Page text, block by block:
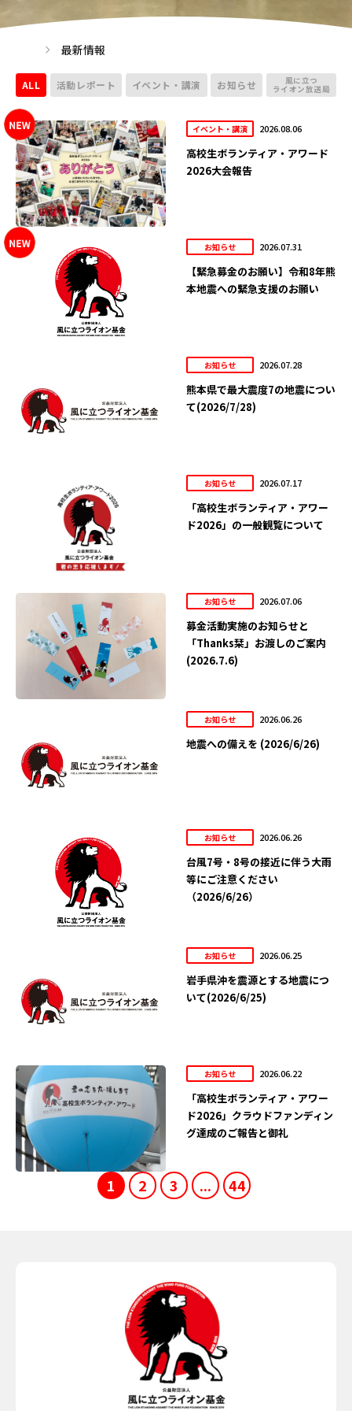
最新情報
ALL 活動レポート イベント・講演 お知らせ 風に立つ
ライオン放送局
イベント・講演 2026.08.06
高校生ボランティア・アワード
2026大会報告
お知らせ 2026.07.31
【緊急募金のお願い】令和8年熊
本地震への緊急支援のお願い
お知らせ 2026.07.28
熊本県で最大震度7の地震につい
て(2026/7/28)
お知らせ 2026.07.17
「高校生ボランティア・アワー
ド2026」の一般観覧について
お知らせ 2026.07.06
募金活動実施のお知らせと
「Thanks栞」お渡しのご案内
(2026.7.6)
お知らせ 2026.06.26
地震への備えを (2026/6/26)
お知らせ 2026.06.26
台風7号・8号の接近に伴う大雨
等にご注意ください
（2026/6/26）
お知らせ 2026.06.25
岩手県沖を震源とする地震につ
いて(2026/6/25)
お知らせ 2026.06.22
「高校生ボランティア・アワー
ド2026」クラウドファンディン
グ達成のご報告と御礼
1 2 3 ... 44